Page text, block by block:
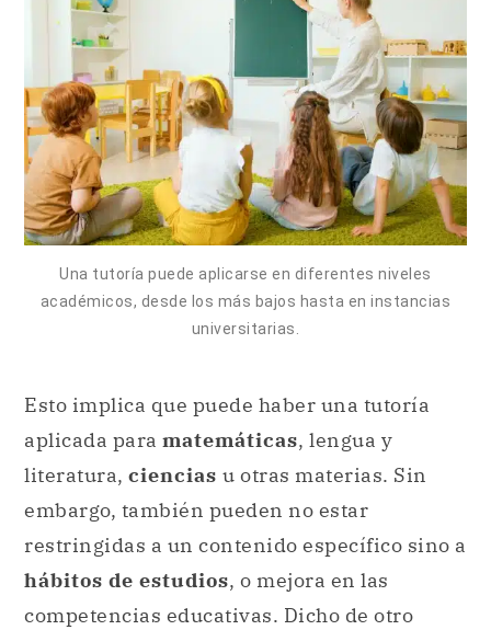
Una tutoría puede aplicarse en diferentes niveles
académicos, desde los más bajos hasta en instancias
universitarias.
Esto implica que puede haber una tutoría
aplicada para matemáticas, lengua y
literatura, ciencias u otras materias. Sin
embargo, también pueden no estar
restringidas a un contenido específico sino a
hábitos de estudios, o mejora en las
competencias educativas. Dicho de otro